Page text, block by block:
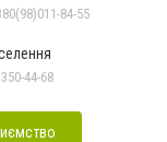
84-55
44-68